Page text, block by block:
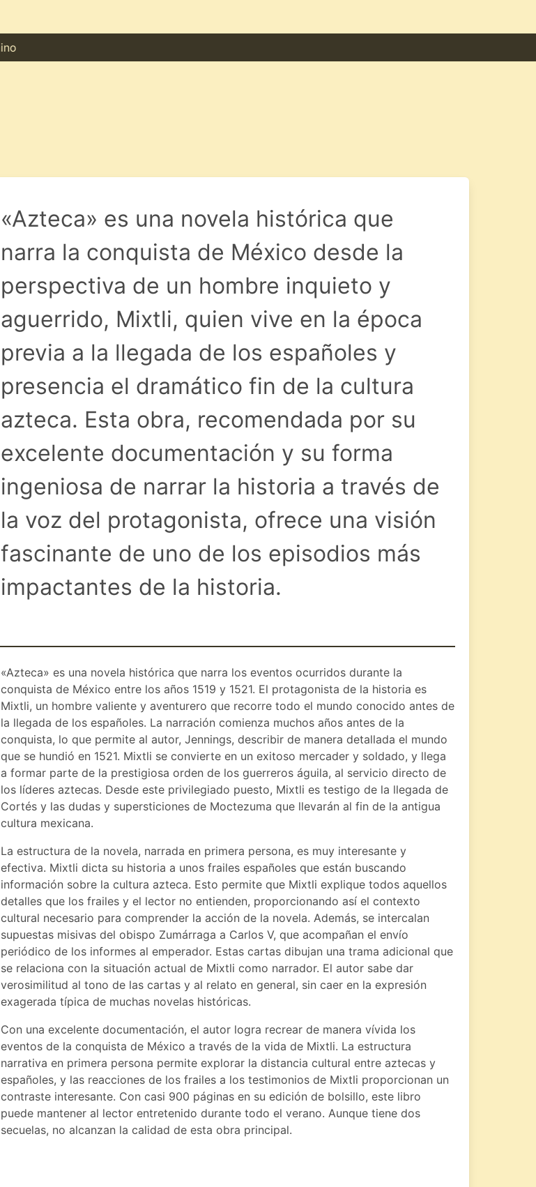
«Azteca» es una novela histórica que
narra la conquista de México desde la
perspectiva de un hombre inquieto y
aguerrido, Mixtli, quien vive en la época
previa a la llegada de los españoles y
presencia el dramático fin de la cultura
azteca. Esta obra, recomendada por su
excelente documentación y su forma
ingeniosa de narrar la historia a través de
la voz del protagonista, ofrece una visión
fascinante de uno de los episodios más
impactantes de la historia.
«Azteca» es una novela histórica que narra los eventos ocurridos durante la
conquista de México entre los años 1519 y 1521. El protagonista de la historia es
Mixtli, un hombre valiente y aventurero que recorre todo el mundo conocido antes de
la llegada de los españoles. La narración comienza muchos años antes de la
conquista, lo que permite al autor, Jennings, describir de manera detallada el mundo
que se hundió en 1521. Mixtli se convierte en un exitoso mercader y soldado, y llega
a formar parte de la prestigiosa orden de los guerreros águila, al servicio directo de
los líderes aztecas. Desde este privilegiado puesto, Mixtli es testigo de la llegada de
Cortés y las dudas y supersticiones de Moctezuma que llevarán al fin de la antigua
cultura mexicana.
La estructura de la novela, narrada en primera persona, es muy interesante y
efectiva. Mixtli dicta su historia a unos frailes españoles que están buscando
información sobre la cultura azteca. Esto permite que Mixtli explique todos aquellos
detalles que los frailes y el lector no entienden, proporcionando así el contexto
cultural necesario para comprender la acción de la novela. Además, se intercalan
supuestas misivas del obispo Zumárraga a Carlos V, que acompañan el envío
periódico de los informes al emperador. Estas cartas dibujan una trama adicional que
se relaciona con la situación actual de Mixtli como narrador. El autor sabe dar
verosimilitud al tono de las cartas y al relato en general, sin caer en la expresión
exagerada típica de muchas novelas históricas.
Con una excelente documentación, el autor logra recrear de manera vívida los
eventos de la conquista de México a través de la vida de Mixtli. La estructura
narrativa en primera persona permite explorar la distancia cultural entre aztecas y
españoles, y las reacciones de los frailes a los testimonios de Mixtli proporcionan un
contraste interesante. Con casi 900 páginas en su edición de bolsillo, este libro
puede mantener al lector entretenido durante todo el verano. Aunque tiene dos
secuelas, no alcanzan la calidad de esta obra principal.